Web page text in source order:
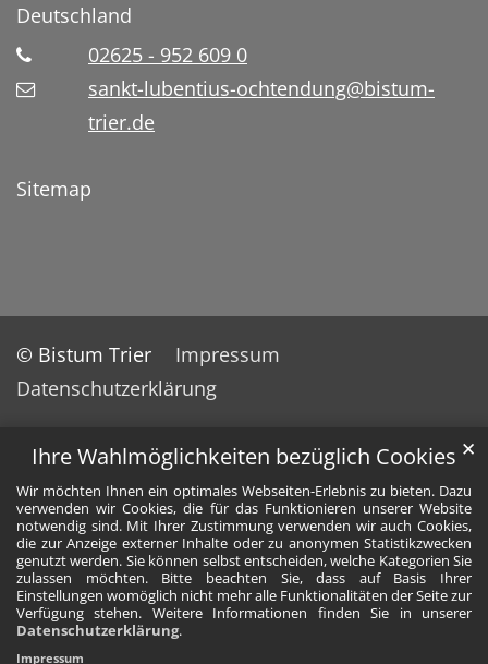
Ihre Wahlmöglichkeiten bezüglich Cookies
Wir möchten Ihnen ein optimales Webseiten-Erlebnis zu bieten. Dazu
verwenden wir Cookies, die für das Funktionieren unserer Website
notwendig sind. Mit Ihrer Zustimmung verwenden wir auch Cookies,
die zur Anzeige externer Inhalte oder zu anonymen Statistikzwecken
genutzt werden. Sie können selbst entscheiden, welche Kategorien Sie
zulassen möchten. Bitte beachten Sie, dass auf Basis Ihrer
Einstellungen womöglich nicht mehr alle Funktionalitäten der Seite zur
Verfügung stehen. Weitere Informationen finden Sie in unserer
Datenschutzerklärung.
✕
Impressum
Deutschland
02625 - 952 609 0
sankt-lubentius-ochtendung@bistum-
trier.de
Sitemap
© Bistum Trier
Impressum
Datenschutzerklärung